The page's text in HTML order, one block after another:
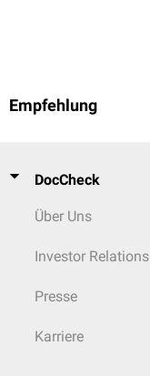
Empfehlung
DocCheck
Über Uns
Investor Relations
Presse
Karriere